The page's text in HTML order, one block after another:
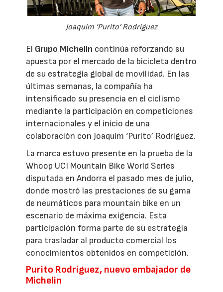
Joaquim ‘Purito’ Rodríguez
El Grupo Michelin continúa reforzando su
apuesta por el mercado de la bicicleta dentro
de su estrategia global de movilidad. En las
últimas semanas, la compañía ha
intensificado su presencia en el ciclismo
mediante la participación en competiciones
internacionales y el inicio de una
colaboración con Joaquim ‘Purito’ Rodríguez.
La marca estuvo presente en la prueba de la
Whoop UCI Mountain Bike World Series
disputada en Andorra el pasado mes de julio,
donde mostró las prestaciones de su gama
de neumáticos para mountain bike en un
escenario de máxima exigencia. Esta
participación forma parte de su estrategia
para trasladar al producto comercial los
conocimientos obtenidos en competición.
Purito Rodríguez, nuevo embajador de
Michelin